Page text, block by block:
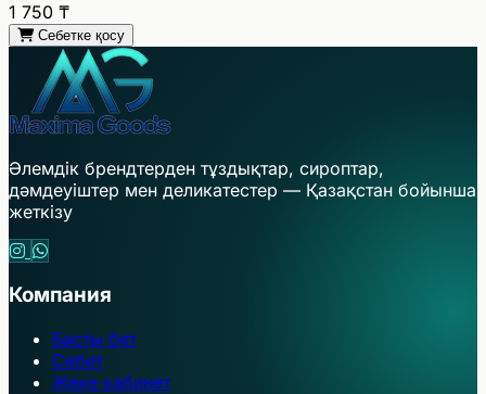
1 750 ₸
Себетке қосу
Әлемдік брендтерден тұздықтар, сироптар,
дәмдеуіштер мен деликатестер — Қазақстан бойынша
жеткізу
Компания
Басты бет
Себет
Жеке кабинет